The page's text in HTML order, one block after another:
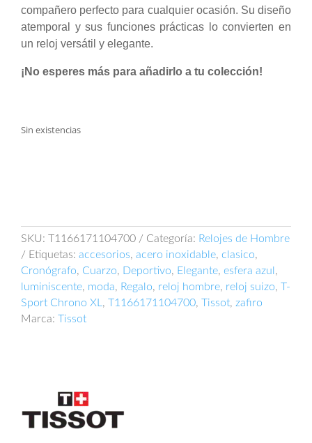
compañero perfecto para cualquier ocasión. Su diseño
atemporal y sus funciones prácticas lo convierten en
un reloj versátil y elegante.
¡No esperes más para añadirlo a tu colección!
Sin existencias
SKU: T1166171104700 Categoría: Relojes de Hombre
Etiquetas: accesorios, acero inoxidable, clasico,
Cronógrafo, Cuarzo, Deportivo, Elegante, esfera azul ,
luminiscente, moda, Regalo, reloj hombre, reloj suizo, T-
Sport Chrono XL, T1166171104700, Tissot, zafiro
Marca: Tissot